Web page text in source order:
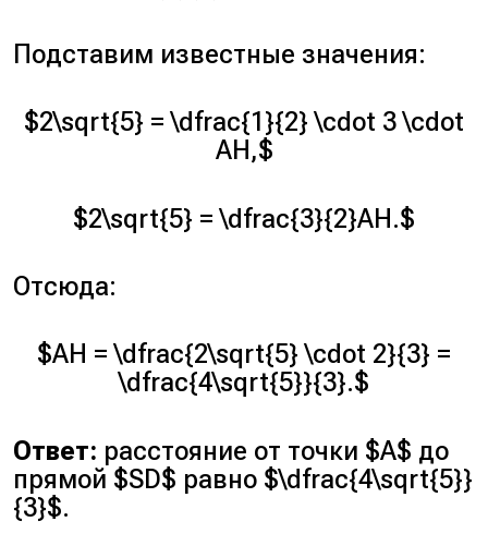
Подставим известные значения:
$2\sqrt{5} = \dfrac{1}{2} \cdot 3 \cdot
AH,$
$2\sqrt{5} = \dfrac{3}{2}AH.$
Отсюда:
$AH = \dfrac{2\sqrt{5} \cdot 2}{3} =
\dfrac{4\sqrt{5}}{3}.$
Ответ: расстояние от точки $A$ до
прямой $SD$ равно $\dfrac{4\sqrt{5}}
{3}$.